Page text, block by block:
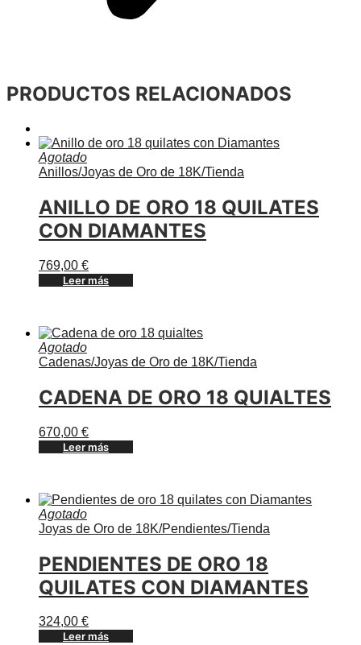
PRODUCTOS RELACIONADOS
Agotado
Anillos/Joyas de Oro de 18K/Tienda
ANILLO DE ORO 18 QUILATES
CON DIAMANTES
769,00 €
Leer más
Agotado
Cadenas/Joyas de Oro de 18K/Tienda
CADENA DE ORO 18 QUIALTES
670,00 €
Leer más
Agotado
Joyas de Oro de 18K/Pendientes/Tienda
PENDIENTES DE ORO 18
QUILATES CON DIAMANTES
324,00 €
Leer más